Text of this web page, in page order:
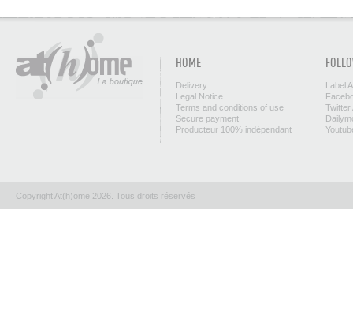
HOME
Delivery
Legal Notice
Terms and conditions of use
Secure payment
Producteur 100% indépendant
Label
Twitter
Copyright At(h)ome 2026. Tous droits réservés